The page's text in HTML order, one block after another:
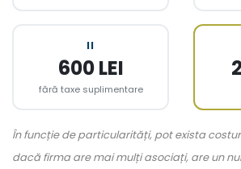
II
600 LEI
fără taxe suplimentare
În funcție de particularități, pot exista
dacă firma are mai mulți asociați, are un